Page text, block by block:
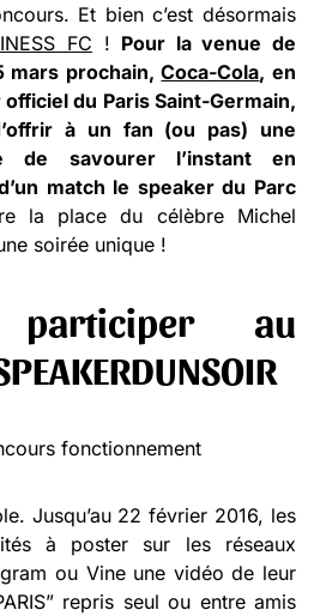
Et bien c’est désormais
FC ! Pour la venue de
mars prochain,Coca-Cola, en
du Paris Saint-Germain,
à un fan (ou pas) une
de savourer l’instant en
match le speaker du Parc
la place du célèbre Michel
soirée unique !
participer au
Jusqu’au 22 février 2016, les
à poster sur les réseaux
ou Vine une vidéo de leur
repris seul ou entre amis